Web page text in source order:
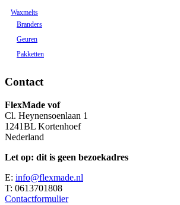
Waxmelts
Branders
Geuren
Pakketten
Contact
FlexMade vof
Cl. Heynensoenlaan 1
1241BL Kortenhoef
Nederland
Let op: dit is geen bezoekadres
E: info@flexmade.nl
T: 0613701808
Contactformulier